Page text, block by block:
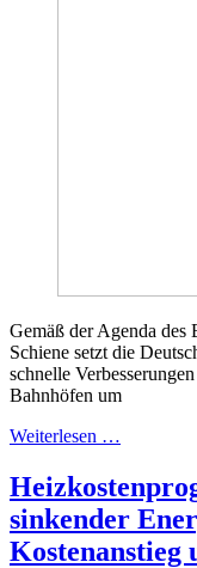
Gemäß der Agenda
Schiene setzt die
schnelle
Bahnhöfen um
Weiterlesen …
sinkender
Kostenanstieg